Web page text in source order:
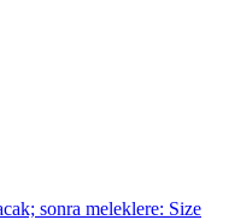
sonra meleklere: Size